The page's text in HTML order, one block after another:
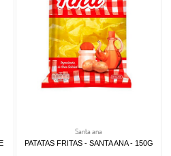
Santa ana
PATATAS FRITAS - SANTA ANA - 150G